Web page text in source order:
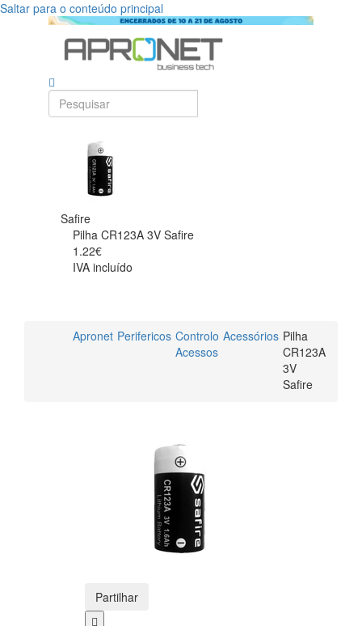
Saltar para o conteúdo principal
Safire
Pilha CR123A 3V Safire
1.22€
IVA incluído
Apronet Perifericos Controlo
Acessos
Acessórios Pilha
CR123A
3V
Safire
Partilhar